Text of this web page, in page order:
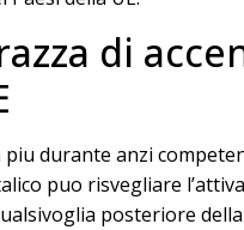
di
piu durante anzi
puo risvegliare
posteriore